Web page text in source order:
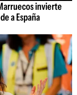
invierte
a España